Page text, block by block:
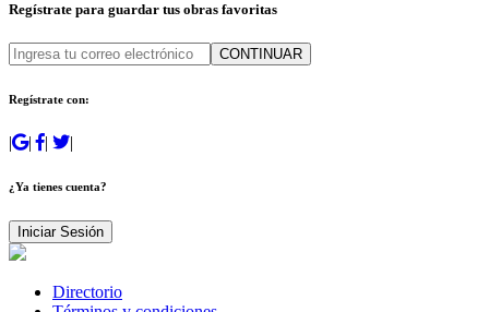
Regístrate para guardar tus obras favoritas
CONTINUAR
Regístrate con:
| | | |
¿Ya tienes cuenta?
Iniciar Sesión
Directorio